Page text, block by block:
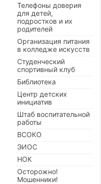
Телефоны доверия
для детей,
подростков и их
родителей
Организация питания
в колледже искусств
Студенческий
спортивный клуб
Библиотека
Центр детских
инициатив
Штаб воспитательной
работы
ВСОКО
ЭИОС
НОК
Осторожно!
Мошенники!